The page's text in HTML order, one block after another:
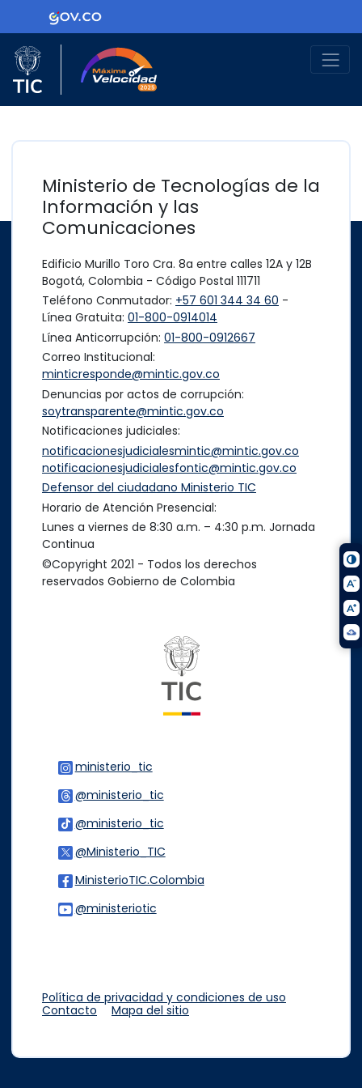
Ir al contenido principalLogo Gobierno de Colombia
Logo del Ministerio TIC
Ministerio de Tecnologías de la
Información y las
Comunicaciones
Edificio Murillo Toro Cra. 8a entre calles 12A y 12B
Bogotá, Colombia - Código Postal 111711
Teléfono Conmutador: +57 601 344 34 60 -
Línea Gratuita: 01-800-0914014
Línea Anticorrupción: 01-800-0912667
Correo Institucional:
minticresponde@mintic.gov.co
Denuncias por actos de corrupción:
soytransparente@mintic.gov.co
Notificaciones judiciales:
notificacionesjudicialesmintic@mintic.gov.co
notificacionesjudicialesfontic@mintic.gov.co
Defensor del ciudadano Ministerio TIC
Horario de Atención Presencial:
Lunes a viernes de 8:30 a.m. – 4:30 p.m. Jornada
Continua
©Copyright 2021 - Todos los derechos
reservados Gobierno de Colombia
ministerio_tic
@ministerio_tic
@ministerio_tic
@Ministerio_TIC
MinisterioTIC.Colombia
@ministeriotic
Política de privacidad y condiciones de uso
Contacto
Mapa del sitio